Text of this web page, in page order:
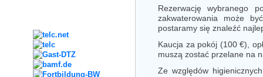
Rezerwację wybranego
zakwaterowania może
postaramy się znaleźć
Kaucja za pokój (100 €),
muszą zostać przelane na
Ze względów